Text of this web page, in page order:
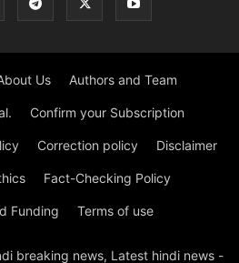
Us Authors and Team
Confirm your Subscription
Correction policy Disclaimer
Fact-Checking Policy
Funding Terms of use
breaking news, Latest hindi news -